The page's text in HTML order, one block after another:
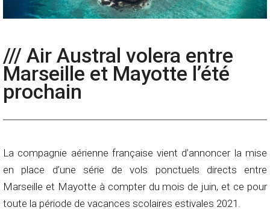
/// Air Austral volera entre
Marseille et Mayotte l’été
prochain
La compagnie aérienne française vient d’annoncer la mise
en place d’une série de vols ponctuels directs entre
Marseille et Mayotte à compter du mois de juin, et ce pour
toute la période de vacances scolaires estivales 2021.